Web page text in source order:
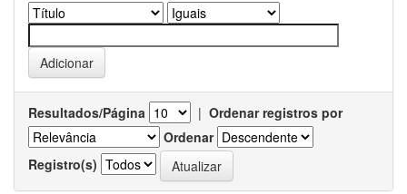
Resultados/Página | Ordenar registros por
Ordenar
Registro(s)